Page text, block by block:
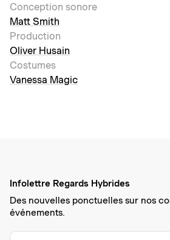
Conception sonore
Matt Smith
Production
Oliver Husain
Costumes
Vanessa Magic
Infolettre Regards Hybrides
Des nouvelles ponctuelles sur nos
événements.